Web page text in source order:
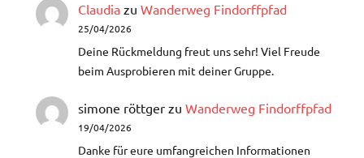
Claudia zu Wanderweg Findorffpfad
25/04/2026
Deine Rückmeldung freut uns sehr! Viel Freude
beim Ausprobieren mit deiner Gruppe.
simone röttger zu Wanderweg Findorffpfad
19/04/2026
Danke für eure umfangreichen Informationen